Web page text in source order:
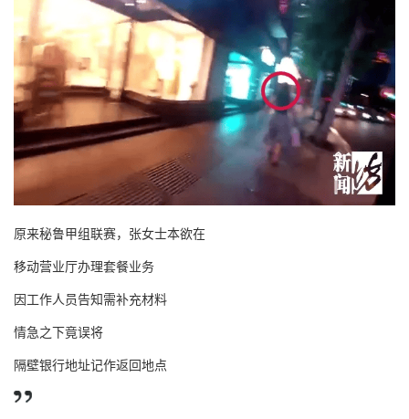
原来秘鲁甲组联赛，张女士本欲在
移动营业厅办理套餐业务
因工作人员告知需补充材料
情急之下竟误将
隔壁银行地址记作返回地点